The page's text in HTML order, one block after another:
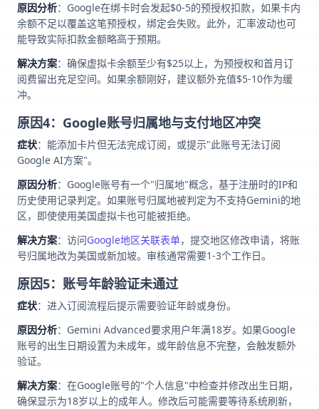
原因分析：Google在绑卡时会发起$0-5的预授权扣款，如果卡内
余额不足以覆盖这笔预授权，绑定会失败。此外，汇率波动也可
能导致实际扣款金额略高于预期。
解决方案：确保虚拟卡余额至少有$25以上，为预授权和首月订
阅费留出充足空间。如果余额刚好，建议额外充值$5-10作为缓
冲。
原因4：Google账号归属地与支付地区冲突
症状：能添加卡片但无法完成订阅，或提示"此账号无法订阅
Google AI方案"。
原因分析：Google账号有一个"归属地"概念，基于注册时的IP和
历史使用记录判定。如果账号归属地被判定为不支持Gemini的地
区，即使使用美国虚拟卡也可能被拒绝。
解决方案：访问Google地区关联表单，提交地区修改申请，将账
号归属地改为美国或新加坡。审核通常需要1-3个工作日。
原因5：账号年龄验证未通过
症状：进入订阅流程后提示需要验证年龄或身份。
原因分析：Gemini Advanced要求用户年满18岁。如果Google
账号的出生日期设置为未成年，或年龄信息不完整，会触发额外
验证。
解决方案：在Google账号的"个人信息"中检查并修改出生日期，
确保显示为18岁以上的成年人。修改后可能需要等待系统刷新，